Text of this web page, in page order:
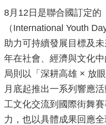
告
雄
青
資
源
主
題
專
區
8月12日是聯合國訂定的
（International Youth
助力可持續發展目標及
年在社會、經濟與文化
局則以「深耕高雄 × 放
月底起推出一系列響應
工文化交流到國際街舞
力，也以具體成果回應全